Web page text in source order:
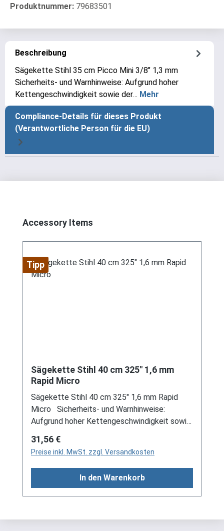
Produktnummer: 79683501
Beschreibung
Sägekette Stihl 35 cm Picco Mini 3/8" 1,3 mm
Sicherheits- und Warnhinweise: Aufgrund hoher
Kettengeschwindigkeit sowie der… Mehr
Compliance-Details für dieses Produkt
(Verantwortliche Person für die EU)
Produktgalerie überspringen
Accessory Items
Tipp
Sägekette Stihl 40 cm 325" 1,6 mm
Rapid Micro
Sägekette Stihl 40 cm 325" 1,6 mm Rapid
Micro Sicherheits- und Warnhinweise:
Aufgrund hoher Kettengeschwindigkeit sowie
Sicherheitsmaßnahmen beim Arbeiten mit der
Motorsäge erforderlich. Die Motorsäge nur
zum Sägen von Holz und hölzernen
Gegenständen verwenden! Für andere
Regulärer Preis:
31,56 €
Preise inkl. MwSt. zzgl. Versandkosten
In den Warenkorb